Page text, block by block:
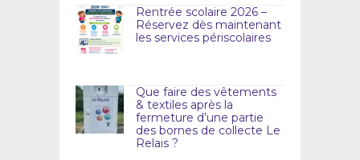
Rentrée scolaire 2026 –
Réservez dès maintenant
les services périscolaires
Que faire des vêtements
& textiles après la
fermeture d’une partie
des bornes de collecte Le
Relais ?